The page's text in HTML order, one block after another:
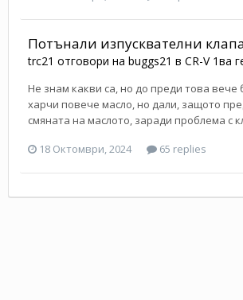
Потънали изпусквателни
trc21 отговори на buggs21 в CR-V 1ва
Не знам какви са, но до преди това
харчи повече масло, но дали, защото
смяната на маслото, заради проблема с
18 Октомври, 2024
65 replies